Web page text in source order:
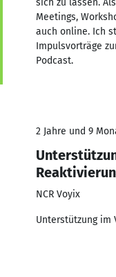
Meetings,
auch online. Ich
Impulsvorträge
Podcast.
2 Jahre und 9
NCR Voyix
Unterstützung im